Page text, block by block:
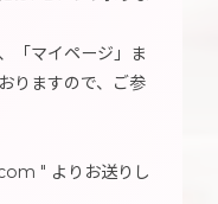
「マイページ」ま
りますので、ご参
" よりお送りし